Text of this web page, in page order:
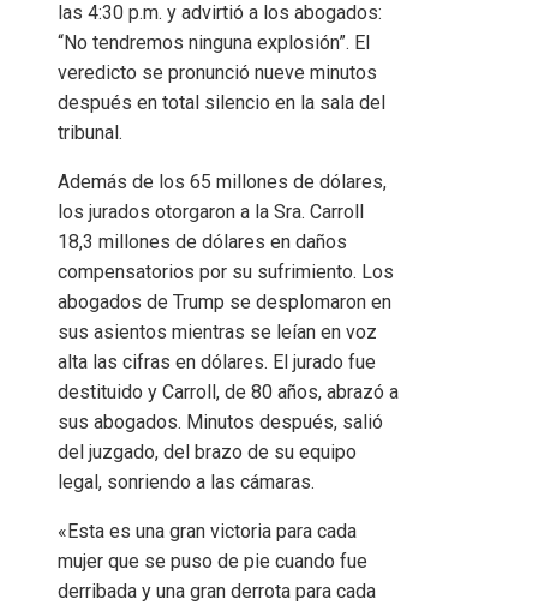
las 4:30 p.m. y advirtió a los abogados:
“No tendremos ninguna explosión”. El
veredicto se pronunció nueve minutos
después en total silencio en la sala del
tribunal.
Además de los 65 millones de dólares,
los jurados otorgaron a la Sra. Carroll
18,3 millones de dólares en daños
compensatorios por su sufrimiento. Los
abogados de Trump se desplomaron en
sus asientos mientras se leían en voz
alta las cifras en dólares. El jurado fue
destituido y Carroll, de 80 años, abrazó a
sus abogados. Minutos después, salió
del juzgado, del brazo de su equipo
legal, sonriendo a las cámaras.
«Esta es una gran victoria para cada
mujer que se puso de pie cuando fue
derribada y una gran derrota para cada